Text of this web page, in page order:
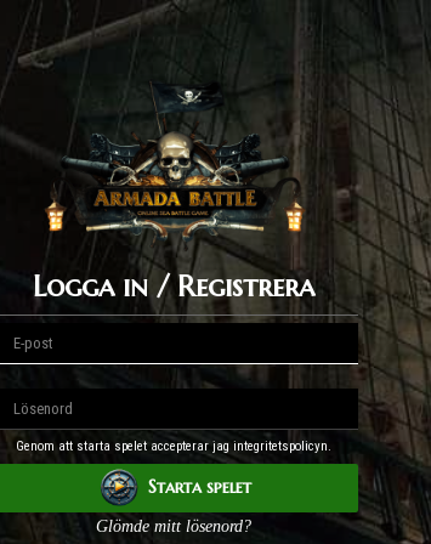
Logga in / Registrera
Genom att starta spelet accepterar jag integritetspolicyn.
Starta spelet
Glömde mitt lösenord?